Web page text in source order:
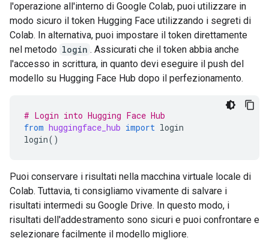
l'operazione all'interno di Google Colab, puoi utilizzare in
modo sicuro il token Hugging Face utilizzando i segreti di
Colab. In alternativa, puoi impostare il token direttamente
nel metodo login . Assicurati che il token abbia anche
l'accesso in scrittura, in quanto devi eseguire il push del
modello su Hugging Face Hub dopo il perfezionamento.
# Login into Hugging Face Hub
from huggingface_hub import login
login()
Puoi conservare i risultati nella macchina virtuale locale di
Colab. Tuttavia, ti consigliamo vivamente di salvare i
risultati intermedi su Google Drive. In questo modo, i
risultati dell'addestramento sono sicuri e puoi confrontare e
selezionare facilmente il modello migliore.